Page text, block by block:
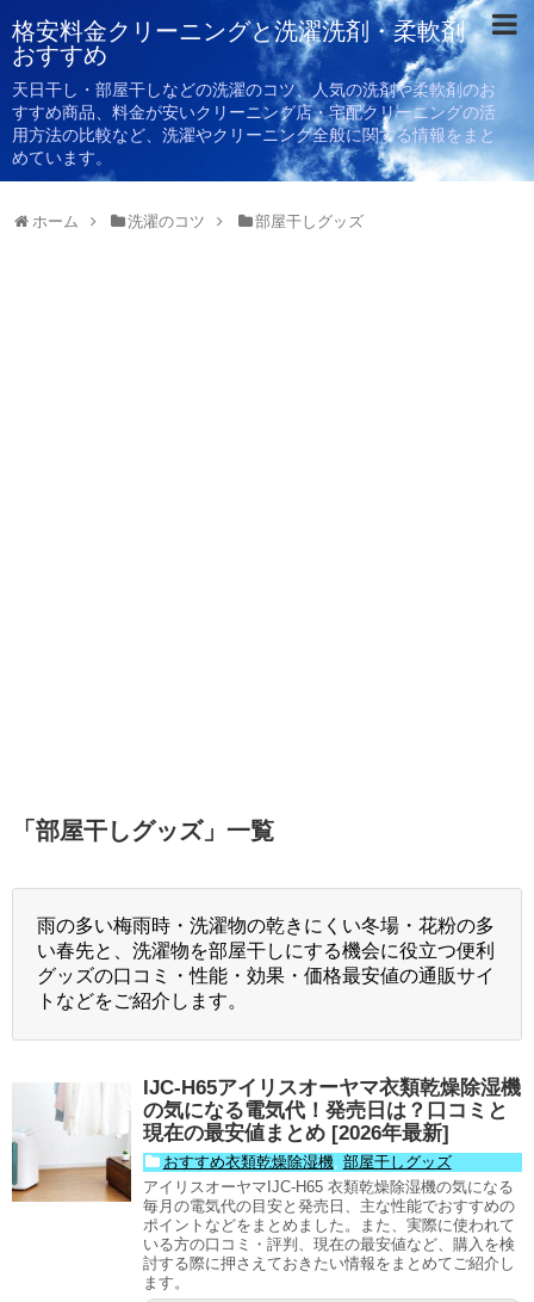
格安料金クリーニングと洗濯洗剤・柔軟剤
おすすめ
天日干し・部屋干しなどの洗濯のコツ、人気の洗剤や柔軟剤のお
すすめ商品、料金が安いクリーニング店・宅配クリーニングの活
用方法の比較など、洗濯やクリーニング全般に関する情報をまと
めています。
ホーム 洗濯のコツ 部屋干しグッズ
「 部屋干しグッズ」 一覧
雨の多い梅雨時・洗濯物の乾きにくい冬場・花粉の多
い春先と、洗濯物を部屋干しにする機会に役立つ便利
グッズの口コミ・性能・効果・価格最安値の通販サイ
トなどをご紹介します。
IJC-H65アイリスオーヤマ衣類乾燥除湿機
の気になる電気代！発売日は？口コミと
現在の最安値まとめ [2026年最新]
おすすめ衣類乾燥除湿機, 部屋干しグッズ
アイリスオーヤマIJC-H65 衣類乾燥除湿機の気になる
毎月の電気代の目安と発売日、主な性能でおすすめの
ポイントなどをまとめました。また、実際に使われて
いる方の口コミ・評判、現在の最安値など、購入を検
討する際に押さえておきたい情報をまとめてご紹介し
ます。